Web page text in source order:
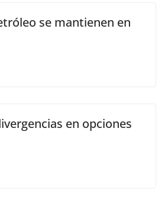
se mantienen en
en opciones